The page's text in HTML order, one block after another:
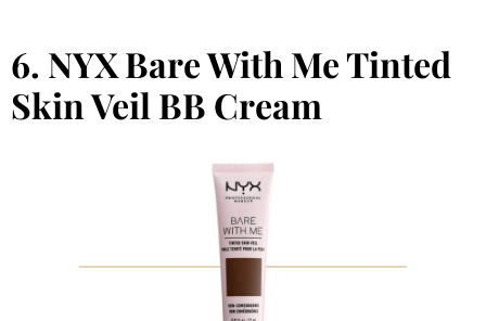
6. NYX Bare With Me Tinted
Skin Veil BB Cream